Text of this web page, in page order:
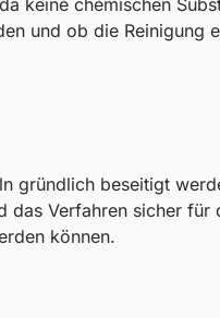
keine chemischen
und ob die Reinigung
gründlich beseitigt
Verfahren sicher für
können.